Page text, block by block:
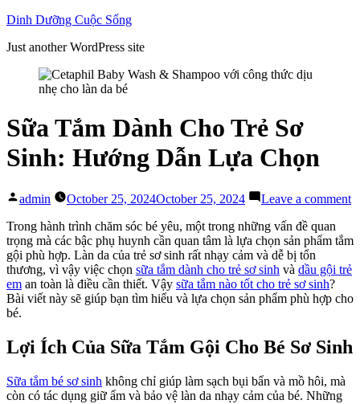
Skip
content
Dinh Dưỡng Cuộc Sống
Just another WordPress site
Sữa Tắm Dành Cho Trẻ Sơ
Sinh: Hướng Dẫn Lựa Chọn
Posted
admin October 25, 2024October 25, 2024 Leave a comment
Trong hành trình chăm sóc bé yêu, một trong những vấn đề quan
trọng mà các bậc phụ huynh cần quan tâm là lựa chọn sản phẩm tắm
gội phù hợp. Làn da của trẻ sơ sinh rất nhạy cảm và dễ bị tổn
thương, vì vậy việc chọn sữa tắm dành cho trẻ sơ sinh và dầu gội trẻ
em an toàn là điều cần thiết. Vậy sữa tắm nào tốt cho trẻ sơ sinh?
Bài viết này sẽ giúp bạn tìm hiểu và lựa chọn sản phẩm phù hợp cho
bé.
Lợi Ích Của Sữa Tắm Gội Cho Bé Sơ Sinh
Sữa tắm bé sơ sinh không chỉ giúp làm sạch bụi bẩn và mồ hôi, mà
còn có tác dụng giữ ẩm và bảo vệ làn da nhạy cảm của bé. Những